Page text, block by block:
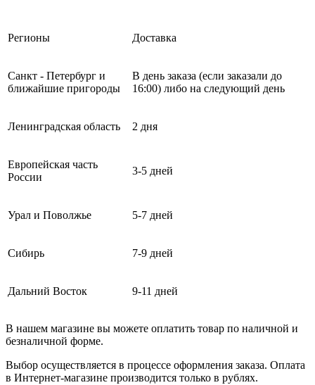
Регионы Доставка
Санкт - Петербург и
ближайшие пригороды
В день заказа (если заказали до
16:00) либо на следующий день
Ленинградская область 2 дня
Европейская часть
России
3-5 дней
Урал и Поволжье 5-7 дней
Сибирь 7-9 дней
Дальний Восток 9-11 дней
В нашем магазине вы можете оплатить товар по наличной и
безналичной форме.
Выбор осуществляется в процессе оформления заказа. Оплата
в Интернет-магазине производится только в рублях.